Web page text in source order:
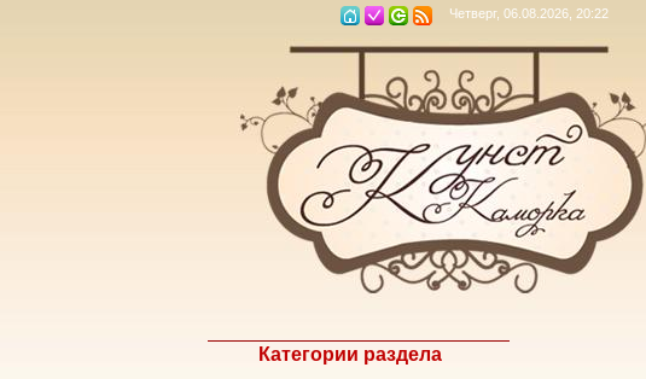
Четверг, 06.08.2026, 20:22
Категории раздела